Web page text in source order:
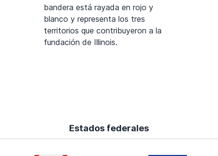
bandera está rayada en rojo y
blanco y representa los tres
territorios que contribuyeron a la
fundación de Illinois.
Estados federales